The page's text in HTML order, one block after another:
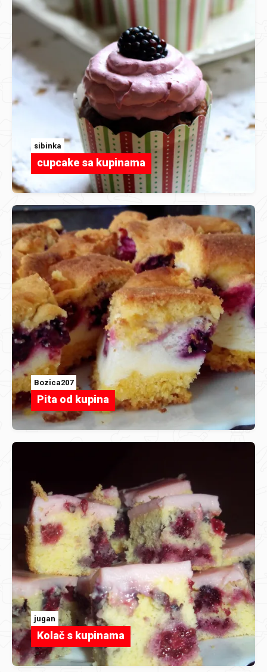
sibinka
cupcake sa kupinama
Bozica207
Pita od kupina
jugan
Kolač s kupinama